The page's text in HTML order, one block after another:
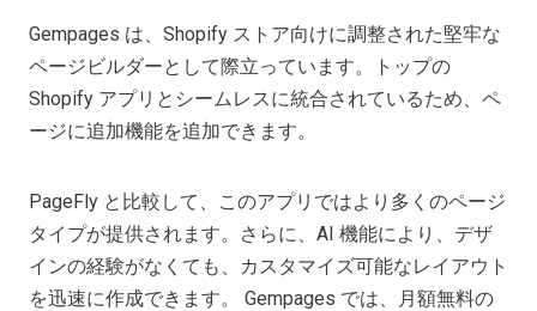
Gempages は、Shopify ストア向けに調整された堅牢な
ページビルダーとして際立っています。トップの
Shopify アプリとシームレスに統合されているため、ペ
ージに追加機能を追加できます。
PageFly と比較して、このアプリではより多くのページ
タイプが提供されます。さらに、AI 機能により、デザ
インの経験がなくても、カスタマイズ可能なレイアウト
を迅速に作成できます。 Gempages では、月額無料の